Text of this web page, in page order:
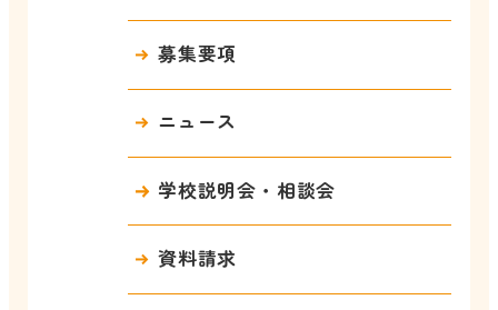
募集要項
ニュース
学校説明会・相談会
資料請求